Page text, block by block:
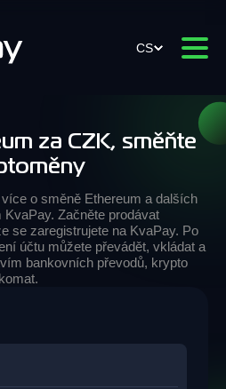
CS
za CZK, směňte
o směně Ethereum a dalších
Začněte prodávat
se zaregistrujete na KvaPay. Po
účtu můžete převádět, vkládat a
bankovních převodů, krypto